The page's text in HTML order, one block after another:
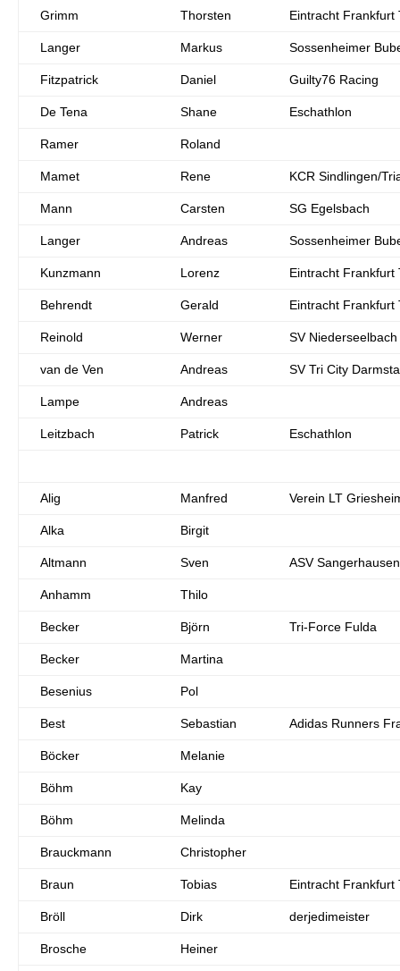
Grimm Thorsten Eintracht Frankfurt
Langer Markus Sossenheimer
Fitzpatrick Daniel Guilty76 Racing
De Tena Shane Eschathlon
Ramer Roland
Mamet Rene KCR Sindlingen/
Mann Carsten SG Egelsbach
Langer Andreas Sossenheimer
Kunzmann Lorenz Eintracht Frankfurt
Behrendt Gerald Eintracht Frankfurt
Reinold Werner SV Niederseelbach
van de Ven Andreas SV Tri City
Lampe Andreas
Leitzbach Patrick Eschathlon
Alig Manfred Verein LT
Alka Birgit
Altmann Sven ASV Sangerhausen
Anhamm Thilo
Becker Björn Tri-Force Fulda
Becker Martina
Besenius Pol
Best Sebastian Adidas Runners
Böcker Melanie
Böhm Kay
Böhm Melinda
Brauckmann Christopher
Braun Tobias Eintracht Frankfurt
Bröll Dirk derjedimeister
Brosche Heiner